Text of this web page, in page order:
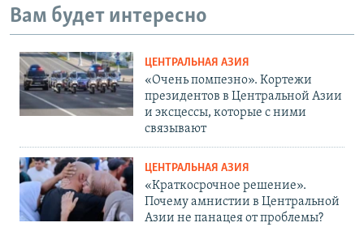
Вам будет интересно
ЦЕНТРАЛЬНАЯ АЗИЯ
«Очень помпезно». Кортежи
президентов в Центральной Азии
и эксцессы, которые с ними
связывают
ЦЕНТРАЛЬНАЯ АЗИЯ
«Краткосрочное решение».
Почему амнистии в Центральной
Азии не панацея от проблемы?